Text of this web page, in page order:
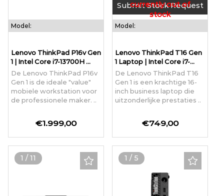
Model:
Lenovo ThinkPad P16v Gen
1 | Intel Core i7-13700H ...
De Lenovo ThinkPad P16v
Gen 1 is de ideale "value"
mobiele workstation voor
de professionele maker. ..
€1.999,00
Submit Stock Request
Model:
Lenovo ThinkPad T16 Gen
1 Laptop | Intel Core i7-...
De Lenovo ThinkPad T16
Gen 1 is een krachtige 16-
inch business laptop die
uitzonderlijke prestaties ..
€749,00
1 / 11 1 / 5